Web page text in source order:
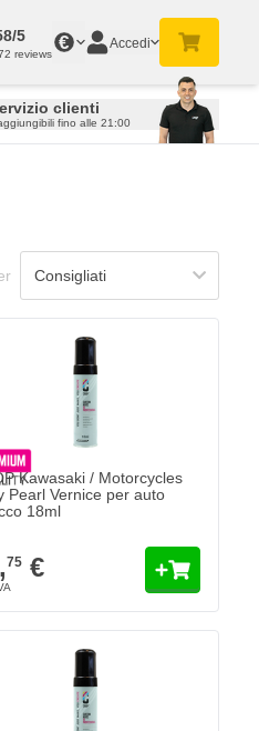
5
reviews
€ Accedi
clienti
fino alle 21:00
Kawasaki / Motorcycles
Pearl Vernice per auto
18ml
75 €